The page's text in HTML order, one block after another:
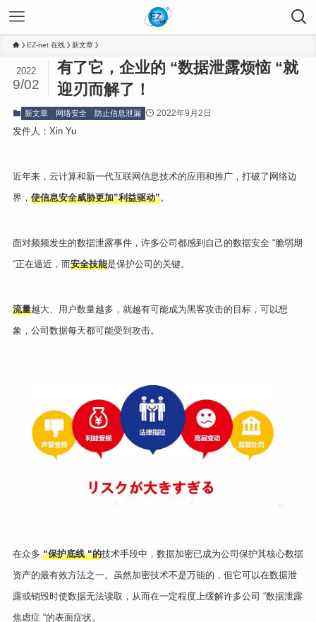
EZ-net 在线 新文章
有了它，企业的 “数据泄露烦恼 “就
迎刃而解了！
2022
9/02
新文章 网络安全 防止信息泄漏 2022年9月2日
发件人：Xin Yu
近年来，云计算和新一代互联网信息技术的应用和推广，打破了网络边
界， 使信息安全威胁更加”利益驱动”。
面对频频发生的数据泄露事件，许多公司都感到自己的数据安全 “脆弱期
“正在逼近，而安全技能是保护公司的关键。
流量越大、用户数量越多，就越有可能成为黑客攻击的目标，可以想
象，公司数据每天都可能受到攻击。
在众多 “保护底线 “的技术手段中，数据加密已成为公司保护其核心数据
资产的最有效方法之一。虽然加密技术不是万能的，但它可以在数据泄
露或销毁时使数据无法读取，从而在一定程度上缓解许多公司 “数据泄露
焦虑症 “的表面症状。